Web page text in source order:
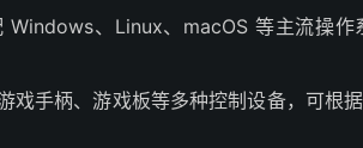
Windows、Linux、macOS 等主流操
戏手柄、游戏板等多种控制设备，可根